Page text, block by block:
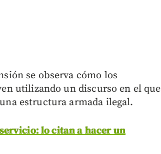
se observa cómo los
utilizando un discurso en el que
estructura armada ilegal.
lo citan a hacer un